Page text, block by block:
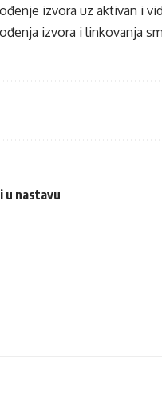
izvora uz aktivan i
izvora i linkovanja
u nastavu